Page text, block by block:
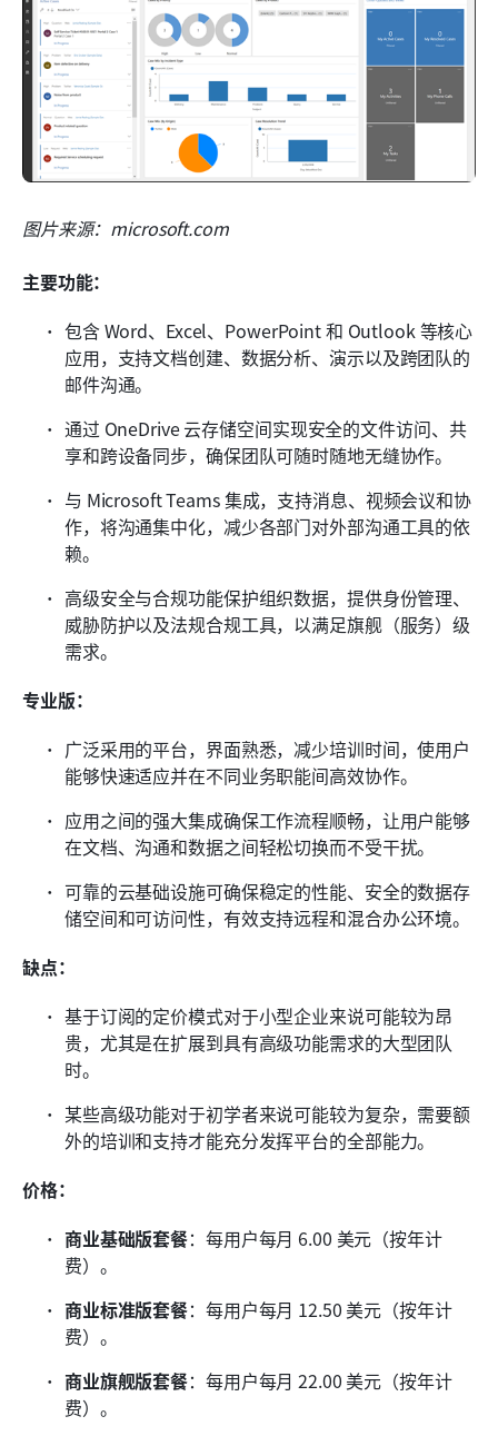
图片来源：microsoft.com
主要功能：
包含 Word、Excel、PowerPoint 和 Outlook 等核心
应用，支持文档创建、数据分析、演示以及跨团队的
邮件沟通。
通过 OneDrive 云存储空间实现安全的文件访问、共
享和跨设备同步，确保团队可随时随地无缝协作。
与 Microsoft Teams 集成，支持消息、视频会议和协
作，将沟通集中化，减少各部门对外部沟通工具的依
赖。
高级安全与合规功能保护组织数据，提供身份管理、
威胁防护以及法规合规工具，以满足旗舰（服务）级
需求。
专业版：
广泛采用的平台，界面熟悉，减少培训时间，使用户
能够快速适应并在不同业务职能间高效协作。
应用之间的强大集成确保工作流程顺畅，让用户能够
在文档、沟通和数据之间轻松切换而不受干扰。
可靠的云基础设施可确保稳定的性能、安全的数据存
储空间和可访问性，有效支持远程和混合办公环境。
缺点：
基于订阅的定价模式对于小型企业来说可能较为昂
贵，尤其是在扩展到具有高级功能需求的大型团队
时。
某些高级功能对于初学者来说可能较为复杂，需要额
外的培训和支持才能充分发挥平台的全部能力。
价格：
商业基础版套餐：每用户每月 6.00 美元（按年计
费）。
商业标准版套餐：每用户每月 12.50 美元（按年计
费）。
商业旗舰版套餐：每用户每月 22.00 美元（按年计
费）。